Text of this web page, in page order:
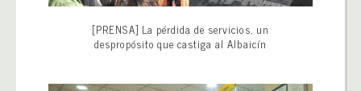
[PRENSA] La pérdida de servicios, un
despropósito que castiga al Albaicín